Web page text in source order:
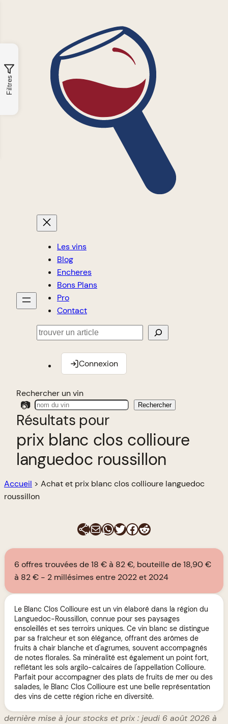
Les vins
Blog
Encheres
Bons Plans
Pro
Contact
Rechercher
Connexion
Rechercher un vin
📷 Rechercher
Résultats pour
prix blanc clos collioure
languedoc roussillon
Accueil > Achat et prix blanc clos collioure languedoc
roussillon
E-mailWhatsApp
Twitter
Facebook
Reddit
6 offres trouvées de 18 € à 82 €, bouteille de 18,90 €
à 82 €
2 millésimes entre 2022 et 2024
Le Blanc Clos Collioure est un vin élaboré dans la région du
Languedoc-Roussillon, connue pour ses paysages
ensoleillés et ses terroirs uniques. Ce vin blanc se distingue
par sa fraîcheur et son élégance, offrant des arômes de
fruits à chair blanche et d'agrumes, souvent accompagnés
de notes florales. Sa minéralité est également un point fort,
reflétant les sols argilo-calcaires de l'appellation Collioure.
Parfait pour accompagner des plats de fruits de mer ou des
salades, le Blanc Clos Collioure est une belle représentation
des vins de cette région riche en diversité.
dernière mise à jour stocks et prix : jeudi 6 août 2026 à
Filtres